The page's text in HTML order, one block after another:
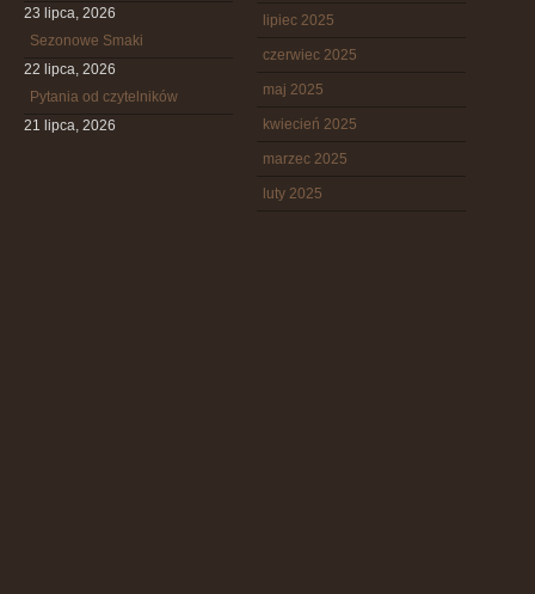
23 lipca, 2026
Sezonowe Smaki
22 lipca, 2026
Pytania od czytelników
21 lipca, 2026
lipiec 2025
czerwiec 2025
maj 2025
kwiecień 2025
marzec 2025
luty 2025